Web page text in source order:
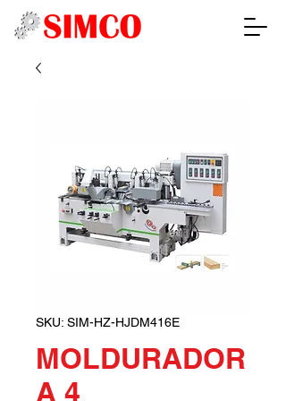
SKU: SIM-HZ-HJDM416E
MOLDURADOR
A 4